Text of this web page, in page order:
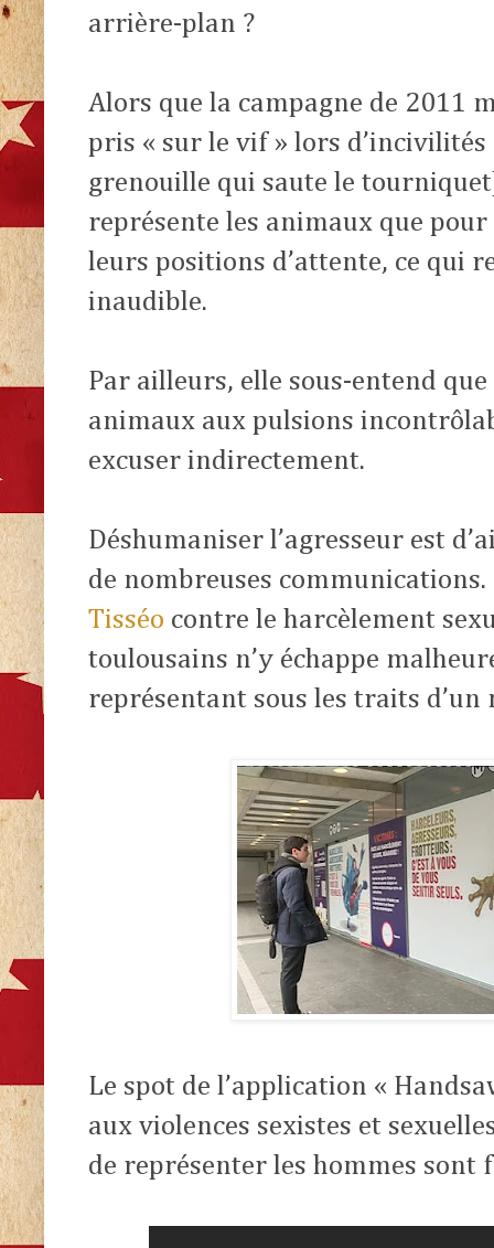
arrière-plan ?
Alors que la campagne de 2011
pris « sur le vif » lors
grenouille qui saute le
représente les animaux que pour
leurs positions d’attente, ce qui
inaudible.
Par ailleurs, elle sous-entend
animaux aux pulsions
excuser indirectement.
Déshumaniser l’agresseur est
de nombreuses
Tisséo contre le harcèlement
toulousains n’y échappe
représentant sous les traits
Le spot de l’application «
aux violences sexistes et
de représenter les hommes sont